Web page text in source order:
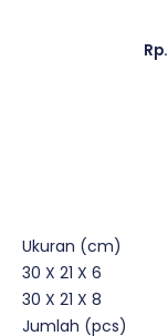
Rp.
Ukuran (cm)
30 X 21 X 6
30 X 21 X 8
Jumlah (pcs)